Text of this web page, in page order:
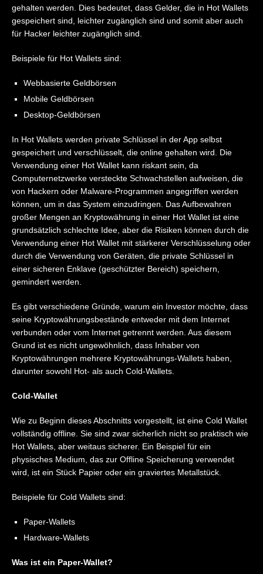
gehalten werden. Dies bedeutet, dass Gelder, die in Hot Wallets
gespeichert sind, leichter zugänglich sind und somit aber auch
für Hacker leichter zugänglich sind.
Beispiele für Hot Wallets sind:
Webbasierte Geldbörsen
Mobile Geldbörsen
Desktop-Geldbörsen
In Hot Wallets werden private Schlüssel in der App selbst
gespeichert und verschlüsselt, die online gehalten wird. Die
Verwendung einer Hot Wallet kann riskant sein, da
Computernetzwerke versteckte Schwachstellen aufweisen, die
von Hackern oder Malware-Programmen angegriffen werden
können, um in das System einzudringen. Das Aufbewahren
großer Mengen an Kryptowährung in einer Hot Wallet ist eine
grundsätzlich schlechte Idee, aber die Risiken können durch die
Verwendung einer Hot Wallet mit stärkerer Verschlüsselung oder
durch die Verwendung von Geräten, die private Schlüssel in
einer sicheren Enklave (geschützter Bereich) speichern,
gemindert werden.
Es gibt verschiedene Gründe, warum ein Investor möchte, dass
seine Kryptowährungsbestände entweder mit dem Internet
verbunden oder vom Internet getrennt werden. Aus diesem
Grund ist es nicht ungewöhnlich, dass Inhaber von
Kryptowährungen mehrere Kryptowährungs-Wallets haben,
darunter sowohl Hot- als auch Cold-Wallets.
Cold-Wallet
Wie zu Beginn dieses Abschnitts vorgestellt, ist eine Cold Wallet
vollständig offline. Sie sind zwar sicherlich nicht so praktisch wie
Hot Wallets, aber weitaus sicherer. Ein Beispiel für ein
physisches Medium, das zur Offline Speicherung verwendet
wird, ist ein Stück Papier oder ein graviertes Metallstück.
Beispiele für Cold Wallets sind:
Paper-Wallets
Hardware-Wallets
Was ist ein Paper-Wallet?